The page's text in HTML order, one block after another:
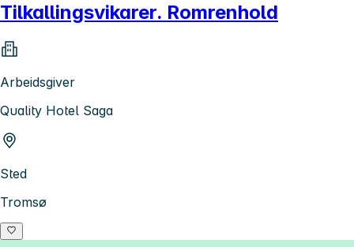
Tilkallingsvikarer. Romrenhold
Arbeidsgiver
Quality Hotel Saga
Sted
Tromsø